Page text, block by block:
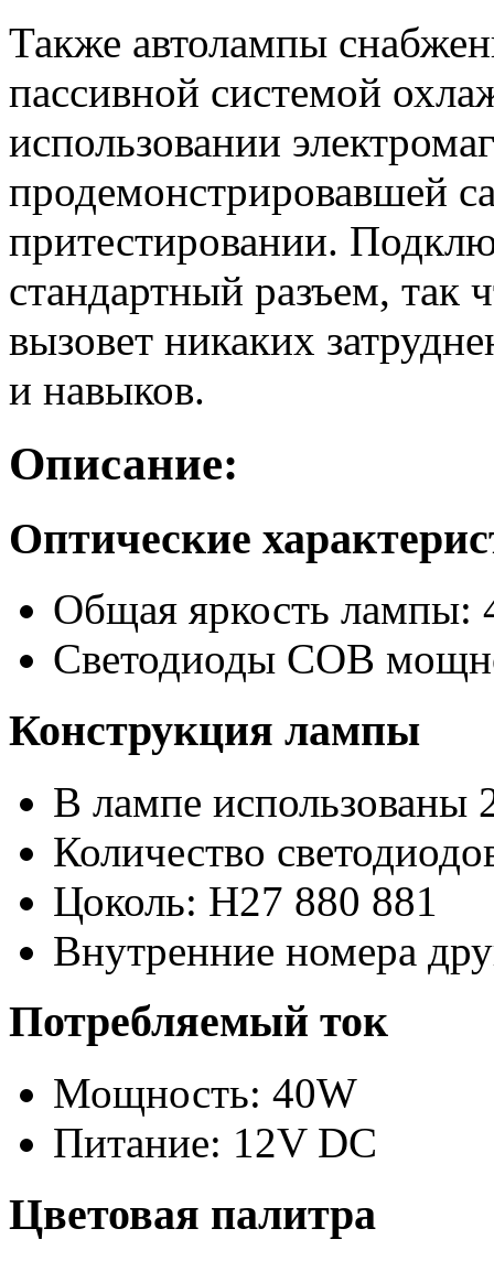
Также автолампы
пассивной системой
использовании
продемонстрировавшей
притестировании.
стандартный разъем, так
вызовет никаких
и навыков.
Описание:
Оптические
Общая яркость лампы:
Светодиоды COB
Конструкция лампы
В лампе использованы
Количество
Цоколь: H27 880 881
Внутренние номера
Потребляемый ток
Мощность: 40W
Питание: 12V DC
Цветовая палитра